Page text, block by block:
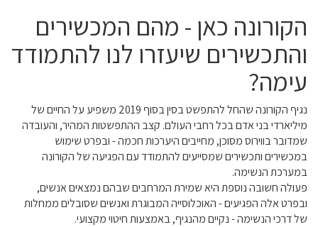
הקורונה כאן - מהם המכשירים
והתכשירים שיעזרו לנו להתמודד
עימה?
נגיף הקורונה שהחל להתפשט בסין בסוף 2019 משפיע על החיים של
מיליארדי בני אדם בכל רחבי העולם. קצב ההתפשטות המהיר, והעובדה
שמדובר בווירוס מסוכן, מחייבים היערכות חכמה - ובפרט שימוש
במכשירים ותכשירים שמסייעים להתמודד עם הפגיעה של הקורונה
במערכת הנשימה.
פעולה חשובה נוספת היא שמירת המרחבים שבהם נמצאים אנשים,
ובפרט אלה הפגיעים - האוכלוסייה המבוגרת ואנשים שסובלים ממחלות
של דרכי הנשימה - נקיים מהנגיף, באמצעות חיטוי מקצועי.